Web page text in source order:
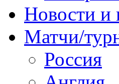
Новости и
Матчи/
Россия